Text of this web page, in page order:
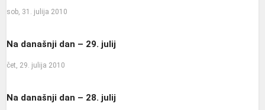
sob, 31. julija 2010
Na današnji dan – 29. julij
čet, 29. julija 2010
Na današnji dan – 28. julij